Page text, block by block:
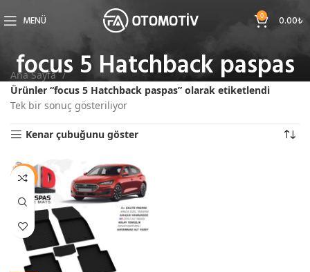
MENÜ 0 0.00₺
focus 5 Hatchback paspas
Ana Sayfa
Ürünler “focus 5 Hatchback paspas” olarak etiketlendi
Tek bir sonuç gösteriliyor
Kenar çubuğunu göster
-11%